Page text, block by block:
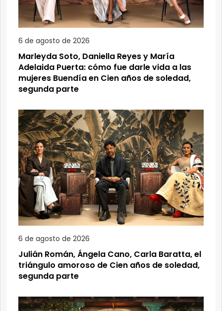
6 de agosto de 2026
Marleyda Soto, Daniella Reyes y María
Adelaida Puerta: cómo fue darle vida a las
mujeres Buendía en Cien años de soledad,
segunda parte
6 de agosto de 2026
Julián Román, Ángela Cano, Carla Baratta, el
triángulo amoroso de Cien años de soledad,
segunda parte